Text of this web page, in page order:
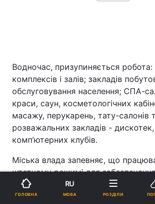
Водночас, призупиняється
комплексів і залів; закладів
обслуговування населення; СПА-
краси, саун, косметологічних
масажу, перукарень, тату-салонів
розважальних закладів - дискотек,
комп’ютерних клубів.
Міська влада запевняє, що
штатному режимі для
життєдіяльності та безпеки
ГОЛОВНА
RU
МОВА РОЗДІЛИ